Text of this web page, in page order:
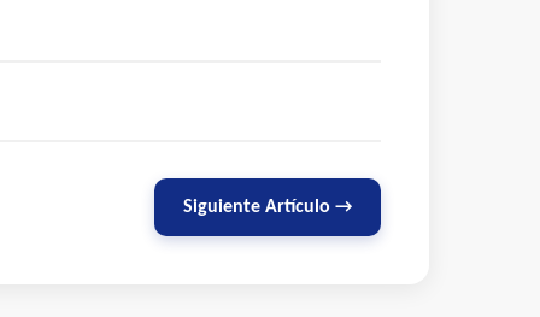
Siguiente Artículo →